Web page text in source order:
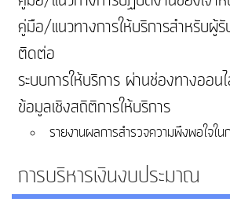
คู่มือ/แนวทางการให้บริการสำหรับผู้
ติดต่อ
ระบบการให้บริการ ผ่านช่องทางออ
ข้อมูลเชิงสถิติการให้บริการ
รายงานผลการสำรวจความพึงพอใจใน
การบริหารเงินงบประมาณ